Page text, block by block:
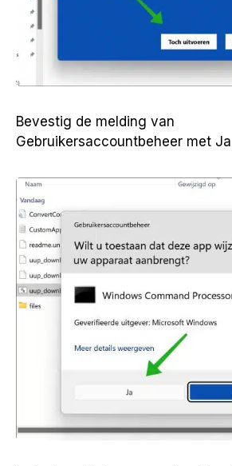
Bevestig de melding van
Gebruikersaccountbeheer met